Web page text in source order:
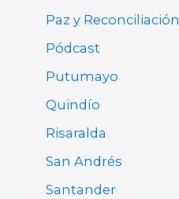
Paz y Reconciliación
Pódcast
Putumayo
Quindío
Risaralda
San Andrés
Santander